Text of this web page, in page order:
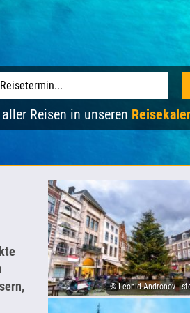
Reisen in unseren
© Leonid Andronov -